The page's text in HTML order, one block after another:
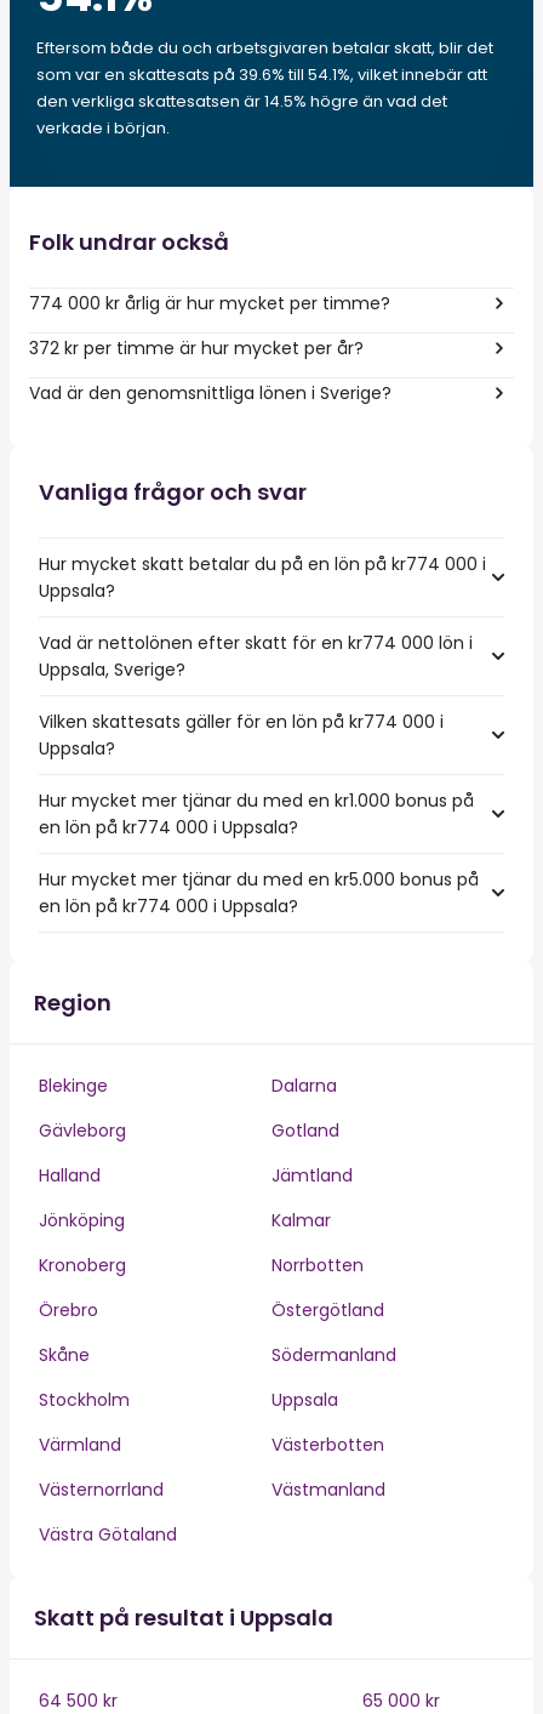
Eftersom både du och arbetsgivaren betalar skatt, blir det
som var en skattesats på 39.6% till 54.1%, vilket innebär att
den verkliga skattesatsen är 14.5% högre än vad det
verkade i början.
Folk undrar också
774 000 kr årlig är hur mycket per timme?
372 kr per timme är hur mycket per år?
Vad är den genomsnittliga lönen i Sverige?
Vanliga frågor och svar
Hur mycket skatt betalar du på en lön på kr774 000 i
Uppsala?
Vad är nettolönen efter skatt för en kr774 000 lön i
Uppsala, Sverige?
Vilken skattesats gäller för en lön på kr774 000 i
Uppsala?
Hur mycket mer tjänar du med en kr1.000 bonus på
en lön på kr774 000 i Uppsala?
Hur mycket mer tjänar du med en kr5.000 bonus på
en lön på kr774 000 i Uppsala?
Region
Blekinge
Dalarna
Gävleborg
Gotland
Halland
Jämtland
Jönköping
Kalmar
Kronoberg
Norrbotten
Örebro
Östergötland
Skåne
Södermanland
Stockholm
Uppsala
Värmland
Västerbotten
Västernorrland
Västmanland
Västra Götaland
Skatt på resultat i Uppsala
64 500 kr
65 000 kr